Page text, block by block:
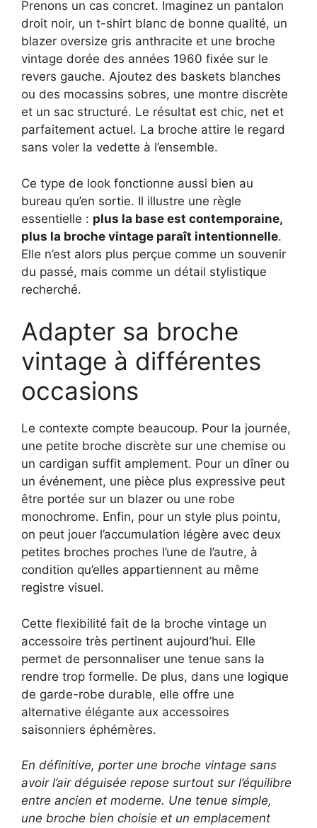
Prenons un cas concret. Imaginez un pantalon
droit noir, un t-shirt blanc de bonne qualité, un
blazer oversize gris anthracite et une broche
vintage dorée des années 1960 fixée sur le
revers gauche. Ajoutez des baskets blanches
ou des mocassins sobres, une montre discrète
et un sac structuré. Le résultat est chic, net et
parfaitement actuel. La broche attire le regard
sans voler la vedette à l’ensemble.
Ce type de look fonctionne aussi bien au
bureau qu’en sortie. Il illustre une règle
essentielle : plus la base est contemporaine,
plus la broche vintage paraît intentionnelle.
Elle n’est alors plus perçue comme un souvenir
du passé, mais comme un détail stylistique
recherché.
Adapter sa broche
vintage à différentes
occasions
Le contexte compte beaucoup. Pour la journée,
une petite broche discrète sur une chemise ou
un cardigan suffit amplement. Pour un dîner ou
un événement, une pièce plus expressive peut
être portée sur un blazer ou une robe
monochrome. Enfin, pour un style plus pointu,
on peut jouer l’accumulation légère avec deux
petites broches proches l’une de l’autre, à
condition qu’elles appartiennent au même
registre visuel.
Cette flexibilité fait de la broche vintage un
accessoire très pertinent aujourd’hui. Elle
permet de personnaliser une tenue sans la
rendre trop formelle. De plus, dans une logique
de garde-robe durable, elle offre une
alternative élégante aux accessoires
saisonniers éphémères.
En définitive, porter une broche vintage sans
avoir l’air déguisée repose surtout sur l’équilibre
entre ancien et moderne. Une tenue simple,
une broche bien choisie et un emplacement